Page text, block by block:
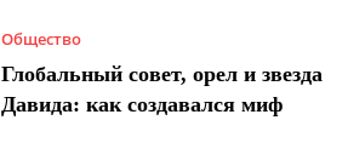
Общество
Глобальный совет, орел и звезда
Давида: как создавался миф